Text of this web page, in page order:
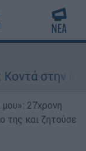
του
27χρονη
της και ζητούσε